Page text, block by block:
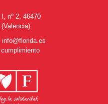
nº 2, 46470
info@florida.es